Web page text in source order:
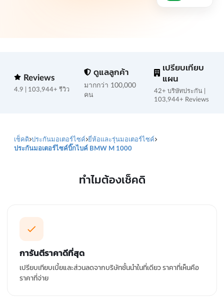
Reviews
4.9 | 103,944+ รีวิว
ดูแลลูกค้า
มากกว่า 100,000
คน
เปรียบเทียบ
แผน
42+ บริษัทประกัน |
103,944+ Reviews
เช็คดิ ประกันมอเตอร์ไซค์ ยี่ห้อและรุ่นมอเตอร์ไซค์
ประกันมอเตอร์ไซค์บิ๊กไบค์ BMW M 1000
ทำไมต้องเช็คดิ
การันตีราคาดีที่สุด
เปรียบเทียบเบี้ยและส่วนลดจากบริษัทชั้นนำในที่เดียว ราคาที่เห็นคือ
ราคาที่จ่าย